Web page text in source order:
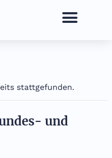
stattgefunden.
und